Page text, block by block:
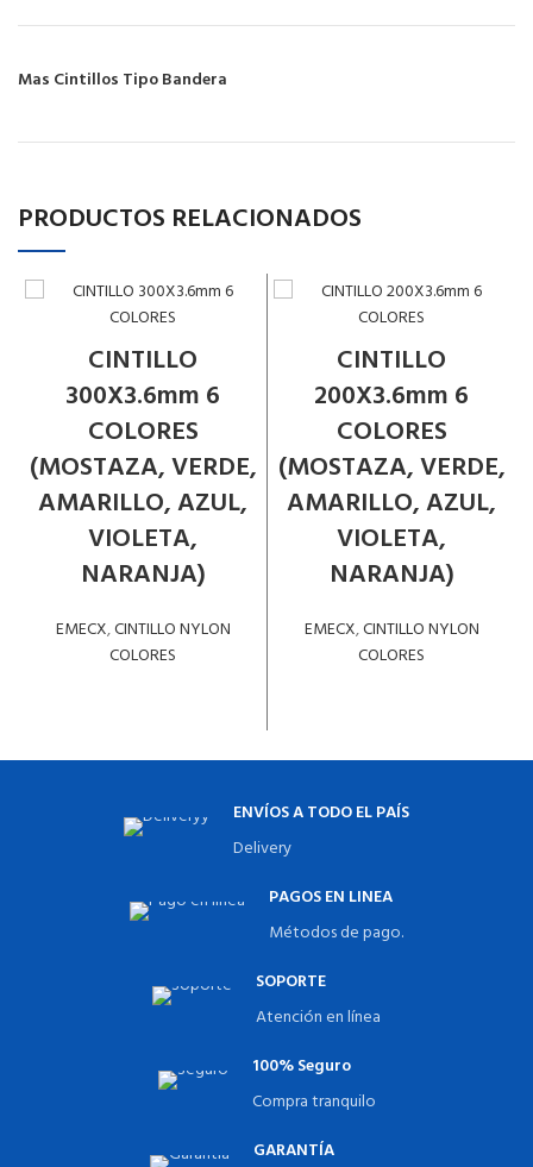
Mas Cintillos Tipo Bandera
PRODUCTOS RELACIONADOS
CINTILLO
300X3.6mm 6
COLORES
(MOSTAZA, VERDE,
AMARILLO, AZUL,
VIOLETA,
NARANJA)
EMECX,CINTILLO NYLON
COLORES
CINTILLO
200X3.6mm 6
COLORES
(MOSTAZA, VERDE,
AMARILLO, AZUL,
VIOLETA,
NARANJA)
EMECX,CINTILLO NYLON
COLORES
ENVÍOS A TODO EL PAÍS
Delivery
PAGOS EN LINEA
Métodos de pago.
SOPORTE
Atención en línea
100% Seguro
Compra tranquilo
GARANTÍA